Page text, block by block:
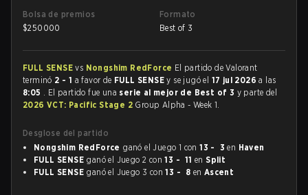
Bolsa de premios
$250000
Formato
Best of 3
FULL SENSEvs Nongshim RedForce El partido de Valorant
terminó 2 - 1 a favor de FULL SENSEy se jugó el 17 jul 2026a las
8:05 . El partido fue una serie al mejor de Best of 3 y parte del
2026 VCT: Pacific Stage 2 Group Alpha - Week 1.
Desglose del partido
Nongshim RedForce ganó el Juego 1 con13 - 3 en Haven
FULL SENSE ganó el Juego 2 con13 - 11 enSplit
FULL SENSE ganó el Juego 3 con13 - 8 en Ascent